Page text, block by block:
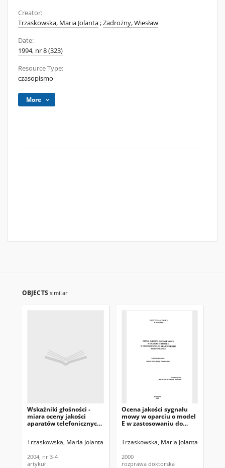
Creator:
Trzaskowska, Maria Jolanta;Zadrożny, Wiesław
Date:
1994, nr 8 (323)
Resource Type:
czasopismo
More
OBJECTS similar
Wskaźniki głośności -
miara oceny jakości
aparatów telefonicznych.
2004, nr 3-4
Trzaskowska, Maria Jolanta Zadrożny, Wiesław
2004, nr 3-4
artykuł
Ocena jakości sygnału
mowy w oparciu o model
E w zastosowaniu do
Trzaskowska, Maria Jolanta
2000
rozprawa doktorska